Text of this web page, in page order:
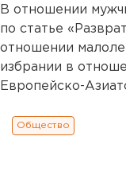
В отношении
по статье
отношении
избрании в
Европейско-
Общество